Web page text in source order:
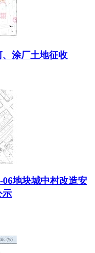
涂厂土地征收
地块城中村改造安
示